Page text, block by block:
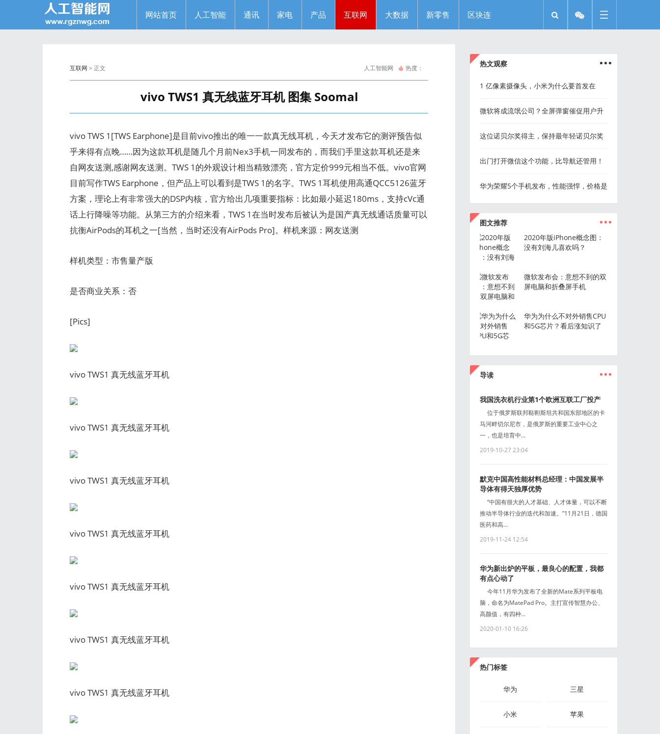
网站首页 人工智能 通讯 家电 产品 互联网 大数据 新零售 区块连
互联网 > 正文 人工智能网 热度：
vivo TWS1 真无线蓝牙耳机 图集 Soomal
vivo TWS 1[TWS Earphone]是目前vivo推出的唯一一款真无线耳机，今天才发布它的测评预告似
乎来得有点晚……因为这款耳机是随几个月前Nex3手机一同发布的，而我们手里这款耳机还是来
自网友送测,感谢网友送测。TWS 1的外观设计相当精致漂亮，官方定价999元相当不低。vivo官网
目前写作TWS Earphone，但产品上可以看到是TWS 1的名字。TWS 1耳机使用高通QCC5126蓝牙
方案，理论上有非常强大的DSP内核，官方给出几项重要指标：比如最小延迟180ms，支持cVc通
话上行降噪等功能。从第三方的介绍来看，TWS 1在当时发布后被认为是国产真无线通话质量可以
抗衡AirPods的耳机之一[当然，当时还没有AirPods Pro]。样机来源：网友送测
样机类型：市售量产版
是否商业关系：否
[Pics]
vivo TWS1 真无线蓝牙耳机
vivo TWS1 真无线蓝牙耳机
vivo TWS1 真无线蓝牙耳机
vivo TWS1 真无线蓝牙耳机
vivo TWS1 真无线蓝牙耳机
vivo TWS1 真无线蓝牙耳机
vivo TWS1 真无线蓝牙耳机
热文观察 ...
1 亿像素摄像头，小米为什么要首发在
CC9 Pro 上？
微软将成流氓公司？全屏弹窗催促用户升
Win10，你还能忍吗？
这位诺贝尔奖得主，保持最年轻诺贝尔奖
得主头衔长达99年
出门打开微信这个功能，比导航还管用！
90%的人都不知道…..
华为荣耀5个手机发布，性能强悍，价格是
图文推荐
...
2020年版iPhone概念图：
没有刘海儿喜欢吗？
微软发布会：意想不到的双
屏电脑和折叠屏手机
华为为什么不对外销售CPU
和5G芯片？看后涨知识了
导读 ...
我国洗衣机行业第1个欧洲互联工厂投产
位于俄罗斯联邦鞑靼斯坦共和国东部地区的卡
马河畔切尔尼市，是俄罗斯的重要工业中心之
一，也是培育中...
2019-10-27 23:04
默克中国高性能材料总经理：中国发展半
导体有得天独厚优势
“中国有很大的人才基础、人才体量，可以不断
推动半导体行业的迭代和加速。”11月21日，德国
医药和高...
2019-11-24 12:54
华为新出炉的平板，最良心的配置，我都
有点心动了
今年11月华为发布了全新的Mate系列平板电
脑，命名为MatePad Pro。主打宣传智慧办公、
高颜值，有四种...
2020-01-10 16:26
热门标签
华为 三星
小米 苹果